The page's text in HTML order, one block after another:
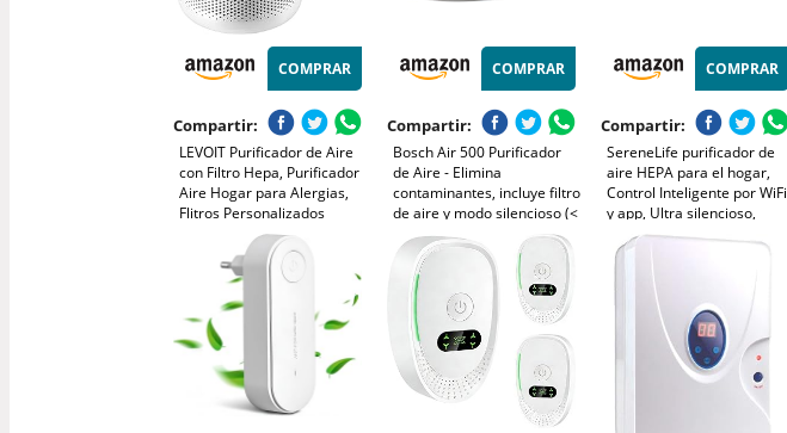
COMPRAR
Compartir:
LEVOIT Purificador de Aire
con Filtro Hepa, Purificador
Aire Hogar para Alergias,
Flitros Personalizados
Elimina 99,97% del Polen,
Polvo, Olores de Mascotas,
Modo Sueño y
COMPRAR
Compartir:
Bosch Air 500 Purificador
de Aire - Elimina
contaminantes, incluye filtro
de aire y modo silencioso (<
25 dB(A)) - para
habitaciones de hasta 23 m²
- con puerto de carga USB-
C - CADR: 100 m³/h
COMPRAR
Compartir:
SereneLife purificador de
aire HEPA para el hogar,
Control Inteligente por WiFi
y app, Ultra silencioso,
Elimina polvo, Pelo de
mascotas y olores, Cubre